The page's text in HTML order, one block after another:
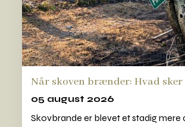
Når skoven brænder: Hvad sker
05 august 2026
Skovbrande er blevet et stadig mere